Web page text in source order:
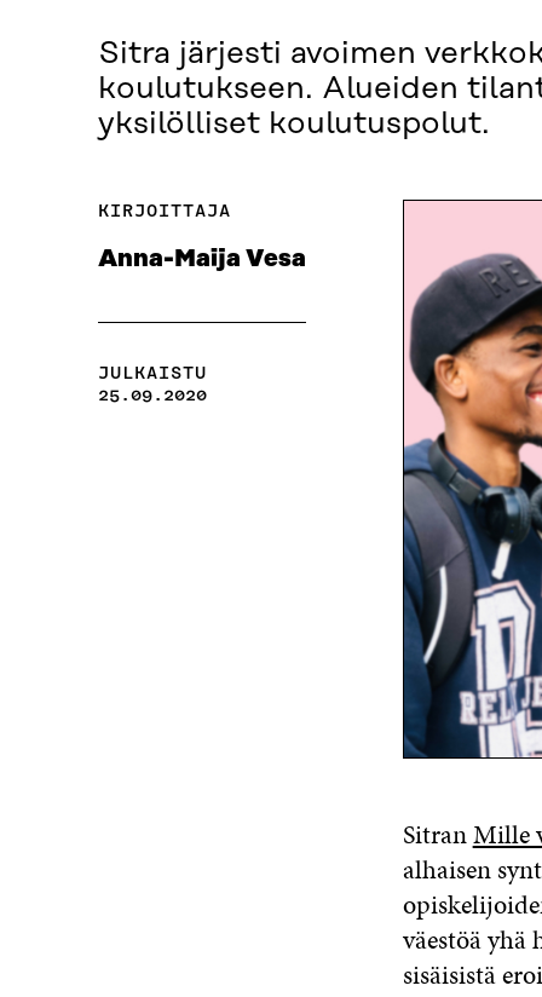
Sitra järjesti avoimen
koulutukseen. Alueiden
yksilölliset koulutuspolut.
KIRJOITTAJA
Anna-Maija Vesa
JULKAISTU
25.09.2020
SitranMille
alhaisen
väestöä
sisäisistä